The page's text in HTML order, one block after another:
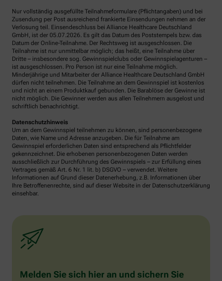
Nur vollständig ausgefüllte Teilnahmeformulare (Pflichtangaben) und bei
Zusendung per Post ausreichend frankierte Einsendungen nehmen an der
Verlosung teil. Einsendeschluss bei Alliance Healthcare Deutschland
GmbH, ist der 05.07.2026. Es gilt das Datum des Poststempels bzw. das
Datum der Online-Teilnahme. Der Rechtsweg ist ausgeschlossen. Die
Teilnahme ist nur unmittelbar möglich; das heißt, eine Teilnahme über
Dritte – insbesondere sog. Gewinnspielclubs oder Gewinnspielagenturen –
ist ausgeschlossen. Pro Person ist nur eine Teilnahme möglich.
Minderjährige und Mitarbeiter der Alliance Healthcare Deutschland GmbH
dürfen nicht teilnehmen. Die Teilnahme an dem Gewinnspiel ist kostenlos
und nicht an einem Produktkauf gebunden. Die Barablöse der Gewinne ist
nicht möglich. Die Gewinner werden aus allen Teilnehmern ausgelost und
schriftlich benachrichtigt.
Datenschutzhinweis
Um an dem Gewinnspiel teilnehmen zu können, sind personenbezogene
Daten, wie Name und Adresse anzugeben. Die für Teilnahme am
Gewinnspiel erforderlichen Daten sind entsprechend als Pflichtfelder
gekennzeichnet. Die erhobenen personenbezogenen Daten werden
ausschließlich zur Durchführung des Gewinnspiels – zur Erfüllung eines
Vertrages gemäß Art. 6 Nr. 1 lit. b) DSGVO – verwendet. Weitere
Informationen auf Grund dieser Datenerhebung, z.B. Informationen über
Ihre Betroffenenrechte, sind auf dieser Website in der Datenschutzerklärung
einsehbar.
Melden Sie sich hier an und sichern Sie